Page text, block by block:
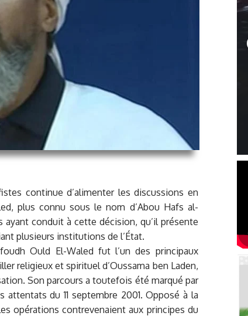
continue d’alimenter les discussions en
plus connu sous le nom d’Abou Hafs al-
ayant conduit à cette décision, qu’il présente
plusieurs institutions de l’État.
Ould El-Waled fut l’un des principaux
religieux et spirituel d’Oussama ben Laden,
Son parcours a toutefois été marqué par
du 11 septembre 2001. Opposé à la
opérations contrevenaient aux principes du